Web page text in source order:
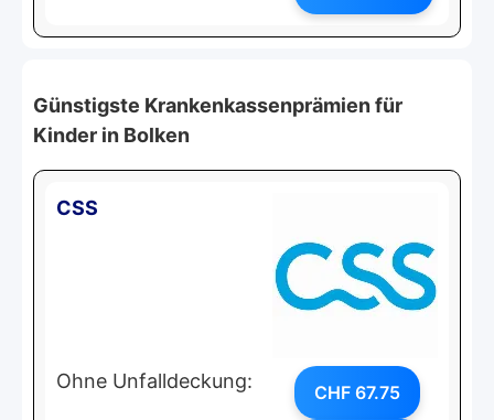
Günstigste Krankenkassenprämien für
Kinder in Bolken
CSS
Ohne Unfalldeckung: CHF 67.75